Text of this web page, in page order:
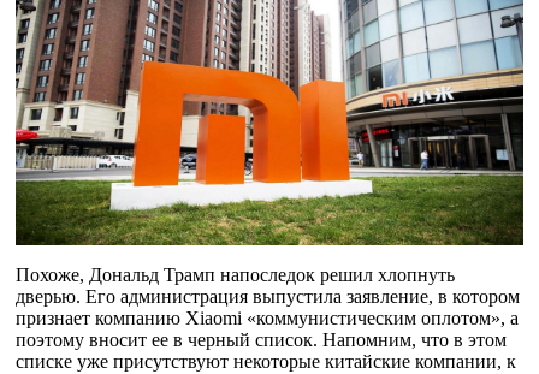
Похоже, Дональд Трамп напоследок решил хлопнуть
дверью. Его администрация выпустила заявление, в котором
признает компанию Xiaomi «коммунистическим оплотом», а
поэтому вносит ее в черный список. Напомним, что в этом
списке уже присутствуют некоторые китайские компании, к